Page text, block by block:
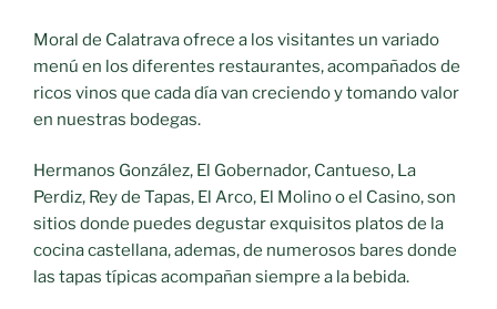
Moral de Calatrava ofrece a los visitantes un variado
menú en los diferentes restaurantes, acompañados de
ricos vinos que cada día van creciendo y tomando valor
en nuestras bodegas.
Hermanos González, El Gobernador, Cantueso, La
Perdiz, Rey de Tapas, El Arco, El Molino o el Casino, son
sitios donde puedes degustar exquisitos platos de la
cocina castellana, ademas, de numerosos bares donde
las tapas típicas acompañan siempre a la bebida.